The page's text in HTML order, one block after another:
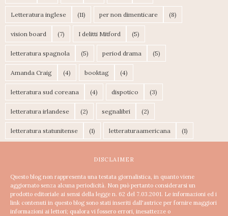
Letteratura inglese (11) per non dimenticare (8)
vision board (7) I delitti Mitford (5)
letteratura spagnola (5) period drama (5)
Amanda Craig (4) booktag (4)
letteratura sud coreana (4) dispotico (3)
letteratura irlandese (2) segnalibri (2)
letteratura statunitense (1) letteraturaamericana (1)
DISCLAIMER
Questo blog non rappresenta una testata giornalistica, in quanto viene
aggiornato senza alcuna periodicità. Non può pertanto considerarsi un
prodotto editoriale ai sensi della legge n. 62 del 7.03.2001. Le informazioni ed i
link contenuti in questo blog sono stati inseriti dall'autrice per fornire maggiori
informazioni ai lettori; qualora vi fossero errori, inesattezze o